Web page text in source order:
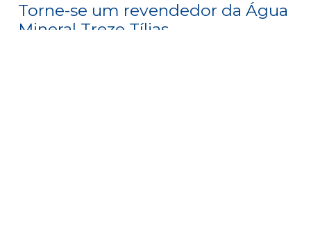
Torne-se um revendedor da Água
Mineral Treze Tílias